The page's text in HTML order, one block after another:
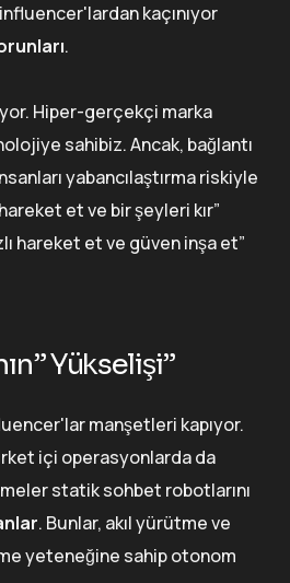
kaçınıyor
.
Hiper-gerçekçi marka
sahibiz. Ancak, bağlantı
yabancılaştırma riskiyle
hareket et ve bir şeyleri kır”
hareket et ve güven inşa et”
Yükselişi”
manşetleri kapıyor.
içi operasyonlarda da
statik sohbet robotlarını
. Bunlar, akıl yürütme ve
yeteneğine sahip otonom